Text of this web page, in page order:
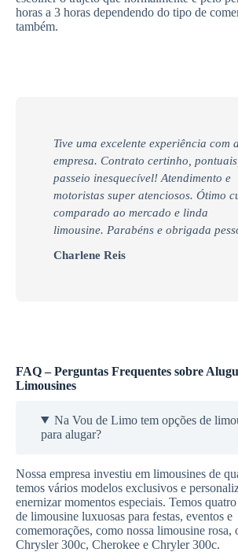
horas a 3 horas dependendo do tipo de
também.
Tive uma excelente experiência com a
empresa. Contrato certinho,
passeio inesquecível! Atendimento e
motoristas super atenciosos. Ótimo
comparado ao mercado e linda
limousine. Parabéns e obrigada
Charlene Reis
FAQ – Perguntas Frequentes sobre
Limousines
Na Vou de Limo tem opções de
para alugar?
Nossa empresa investiu em limousines de
temos vários modelos exclusivos e
enernizar momentos especiais. Temos
de limousine luxuosas para festas, eventos e
comemorações, como nossa limousine rosa,
Chrysler 300c, Cherokee e Chryler 300c.